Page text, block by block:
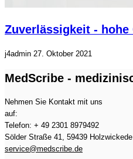
Zuverlässigkeit -
j4admin 27. Oktober 2021
MedScribe -
Nehmen Sie Kontakt mit uns
auf:
Telefon: + 49 2301 8979492
Sölder Straße 41, 59439
service@medscribe.de